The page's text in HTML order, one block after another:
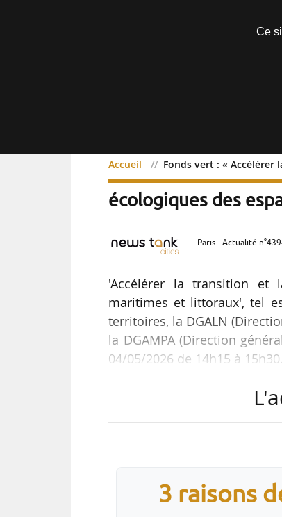
Accueil Fonds vert : «
Fonds vert : «
écologiques des
Paris - Actualité
'Accélérer la transition et
maritimes et littoraux', tel
territoires, la DGALN
la DGAMPA (Direction
04/05/2026 de 14h15 à 15h30.
« Ce temps d’échange
• présentation du Fonds vert ;
3 raisons
Ce